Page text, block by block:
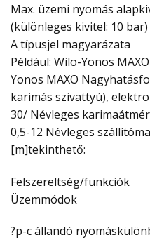
Max. üzemi nyomás
(különleges kivitel: 10 bar)
A típusjel magyarázata
Például: Wilo-Yonos
Yonos MAXO
karimás szivattyú),
30/ Névleges
0,5-12 Névleges
[m]tekinthető:
Felszereltség/funkciók
Üzemmódok
?p-c állandó